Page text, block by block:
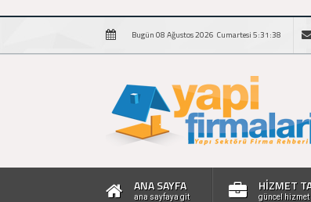
Bugün 08 Ağustos 2026 Cumartesi 5:31:39
ANA SAYFA
ana sayfaya git
HİZMET
güncel hizmet